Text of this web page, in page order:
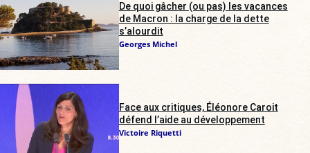
De quoi gâcher (ou pas) les vacances
de Macron : la charge de la dette
s’alourdit
Georges Michel
Face aux critiques, Éléonore Caroit
défend l’aide au développement
Victoire Riquetti